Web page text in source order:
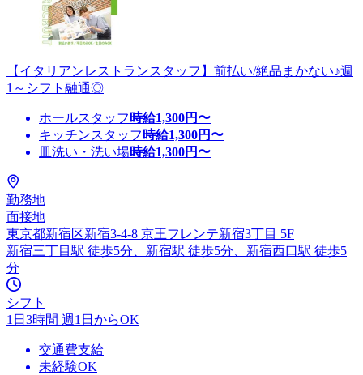
【イタリアンレストランスタッフ】前払い/絶品まかない♪週
1～シフト融通◎
ホールスタッフ 時給1,300円〜
キッチンスタッフ 時給1,300円〜
皿洗い・洗い場時給1,300円〜
勤務地
面接地
東京都新宿区新宿3-4-8 京王フレンテ新宿3丁目 5F
新宿三丁目駅 徒歩5分、新宿駅 徒歩5分、新宿西口駅 徒歩5
分
シフト
1日3時間 週1日からOK
交通費支給
未経験OK